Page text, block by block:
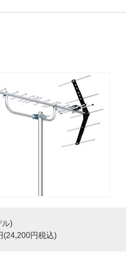
ル)
円税込)